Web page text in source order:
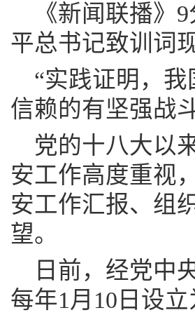
《新闻联播》
平总书记致训词
“实践证明，
信赖的有坚强战
党的十八大以
安工作高度重视
安工作汇报、组
望。
日前，经党中
每年1月10日设